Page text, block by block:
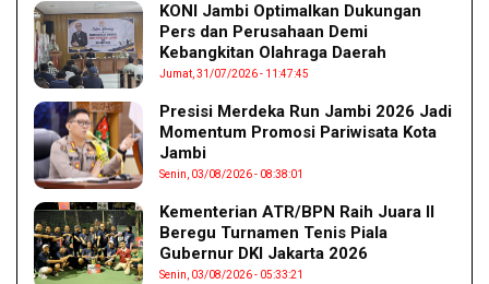
KONI Jambi Optimalkan Dukungan
Pers dan Perusahaan Demi
Kebangkitan Olahraga Daerah
Jumat, 31/07/2026 - 11:47:45
Presisi Merdeka Run Jambi 2026 Jadi
Momentum Promosi Pariwisata Kota
Jambi
Senin, 03/08/2026 - 08:38:01
Kementerian ATR/BPN Raih Juara II
Beregu Turnamen Tenis Piala
Gubernur DKI Jakarta 2026
Senin, 03/08/2026 - 05:33:21